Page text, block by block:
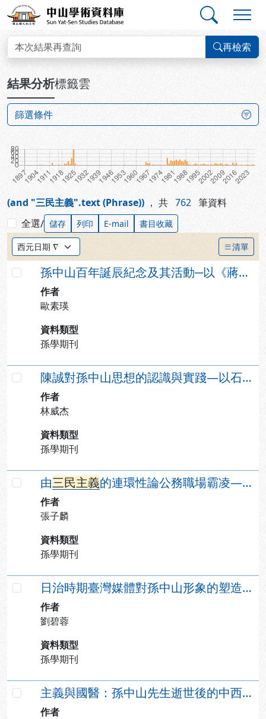
跳到主要內容
中山學術資料庫
查詢結果
再檢索
結果分析標籤雲
篩選條件
(and "三民主義".text (Phrase)) ， 共 762 筆資料
全選/ 儲存 列印 E-mail 書目收藏
排序方式： 清單
勾選
孫中山百年誕辰紀念及其活動─以《蔣中正日記》為中心的討論
作者
歐素瑛
資料類型
孫學期刊
勾選
陳誠對孫中山思想的認識與實踐—以石叟檔案為中心的探討
作者
林威杰
資料類型
孫學期刊
勾選
由三民主義的連環性論公務職場霸凌—以勞發署北分署為例
作者
張子麟
資料類型
孫學期刊
勾選
日治時期臺灣媒體對孫中山形象的塑造與傳播
作者
劉碧蓉
資料類型
孫學期刊
主義與國醫：孫中山先生逝世後的中西醫論爭
作者